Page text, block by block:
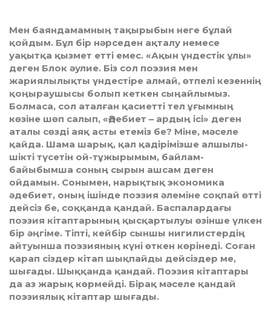
Мен баяндамамның тақырыбын неге бұлай
қойдым. Бұл бір нәрседен ақталу немесе
уақытқа қызмет етті емес. «Ақын үндестік ұлы»
деген Блок әулие. Біз сол поэзия мен
жариялылықты үндестіре алмай, өтпелі кезеннің
қоңыраушысы болып кеткен сыңайлымыз.
Болмаса, сол аталған қасиетті тел ұғымның
көзіне шөп салып, «Әдебиет – ардың ісі» деген
аталы сөзді аяқ асты етеміз бе? Міне, мәселе
қайда. Шама шарық, қал қадірімізше алшылы-
шікті түсетін ой-тұжырымым, байлам-
байыбымша соның сырын ашсам деген
ойдамын. Сонымен, нарықтық экономика
әдебиет, оның ішінде поэзия әлеміне соқпай өтті
дейсіз бе, соққанда қандай. Баспалардағы
поэзия кітаптарының қысқартылуы өзінше үлкен
бір әңгіме. Тіпті, кейбір сыншы нигилистердің
айтуынша поэзияның күні өткен көрінеді. Соған
қарап сіздер кітап шықпайды дейсіздер ме,
шығады. Шыққанда қандай. Поэзия кітаптары
да аз жарық көрмейді. Бірақ мәселе қандай
поэзиялық кітаптар шығады.